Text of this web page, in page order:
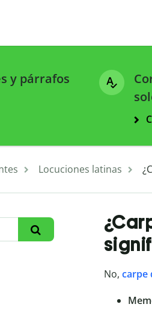
y párrafos
Locuciones latinas
No, carpe